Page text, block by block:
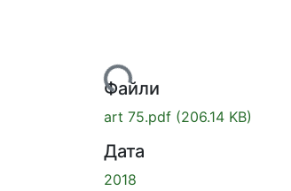
Вантажиться...
Файли
art 75.pdf (206.14 KB)
Дата
2018